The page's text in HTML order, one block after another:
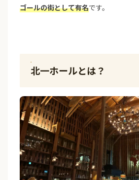
ゴールの街として有名です。
北一ホールとは？